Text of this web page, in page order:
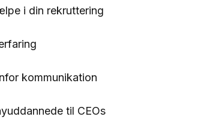
i din rekruttering
kommunikation
til CEOs